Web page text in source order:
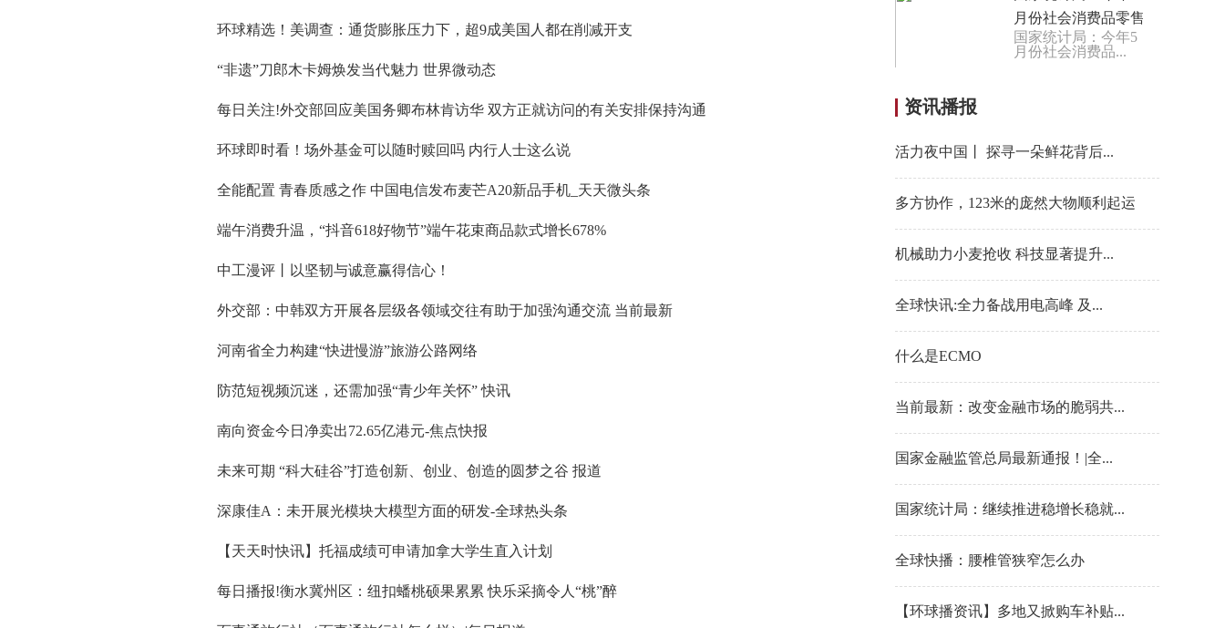
环球精选！美调查：通货膨胀压力下，超9成美国人都在削减开支
“非遗”刀郎木卡姆焕发当代魅力 世界微动态
每日关注!外交部回应美国务卿布林肯访华 双方正就访问的有关安排保持沟通
环球即时看！场外基金可以随时赎回吗 内行人士这么说
全能配置 青春质感之作 中国电信发布麦芒A20新品手机_天天微头条
端午消费升温，“抖音618好物节”端午花束商品款式增长678%
中工漫评丨以坚韧与诚意赢得信心！
外交部：中韩双方开展各层级各领域交往有助于加强沟通交流 当前最新
河南省全力构建“快进慢游”旅游公路网络
防范短视频沉迷，还需加强“青少年关怀” 快讯
南向资金今日净卖出72.65亿港元-焦点快报
未来可期 “科大硅谷”打造创新、创业、创造的圆梦之谷 报道
深康佳A：未开展光模块大模型方面的研发-全球热头条
【天天时快讯】托福成绩可申请加拿大学生直入计划
每日播报!衡水冀州区：纽扣蟠桃硕果累累 快乐采摘令人“桃”醉
月份社会消费品零售
总额增长12.7% 世界
国家统计局：今年5
月份社会消费品...
资讯播报
活力夜中国丨 探寻一朵鲜花背后...
多方协作，123米的庞然大物顺利起运
机械助力小麦抢收 科技显著提升...
全球快讯:全力备战用电高峰 及...
什么是ECMO
当前最新：改变金融市场的脆弱共...
国家金融监管总局最新通报！|全...
国家统计局：继续推进稳增长稳就...
全球快播：腰椎管狭窄怎么办
【环球播资讯】多地又掀购车补贴...